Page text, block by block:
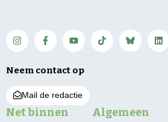
Neem contact op
Mail de redactie
Net binnen Algemeen